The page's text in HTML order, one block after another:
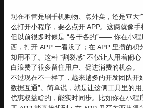
现在不管是刷手机购物、点外卖，还是查天
么打开小程序，要么点开 APP。这俩就像手
但以前很多时候是 “各干各的”—— 你在小程
西，打开 APP 一看没了；在 APP 里攒的积
却用不了。这种 “割裂感” 不仅让人用着闹
白浪费了很多留住用户、促进消费的机会。
不过现在不一样了，越来越多的开发团队开
数据互通”。简单说，就是让这俩工具里的用
优惠权益啥的，能实时同步。比如你在小程